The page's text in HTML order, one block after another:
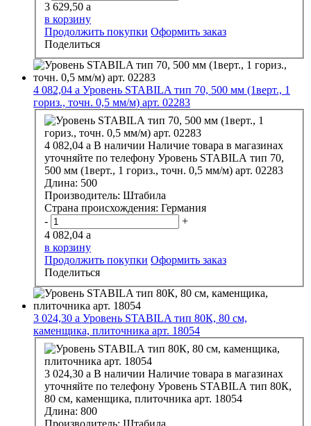
3 629,50 a
в корзину
Продолжить покупки Оформить заказ
Поделиться
4 082,04 a Уровень STABILA тип 70, 500 мм (1верт., 1
гориз., точн. 0,5 мм/м) арт. 02283
4 082,04 a В наличии Наличие товара в магазинах
уточняйте по телефону Уровень STABILA тип 70,
500 мм (1верт., 1 гориз., точн. 0,5 мм/м) арт. 02283
Длина: 500
Производитель: Штабила
Страна происхождения: Германия
-
+
4 082,04 a
в корзину
Продолжить покупки Оформить заказ
Поделиться
3 024,30 a Уровень STABILA тип 80К, 80 см,
каменщика, плиточника арт. 18054
3 024,30 a В наличии Наличие товара в магазинах
уточняйте по телефону Уровень STABILA тип 80К,
80 см, каменщика, плиточника арт. 18054
Длина: 800
Производитель: Штабила